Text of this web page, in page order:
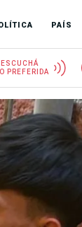
PAÍS
ESCUCHÁ
PREFERIDA